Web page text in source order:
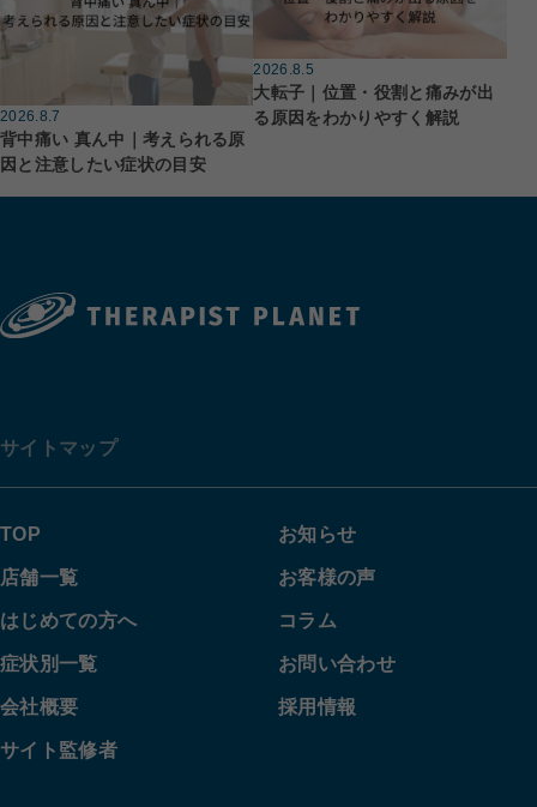
2026.8.7
背中痛い 真ん中｜考えられる原
因と注意したい症状の目安
2026.8.5
大転子｜位置・役割と痛みが出
る原因をわかりやすく解説
サイトマップ
TOP
店舗一覧
はじめての方へ
症状別一覧
会社概要
サイト監修者
お知らせ
お客様の声
コラム
お問い合わせ
採用情報